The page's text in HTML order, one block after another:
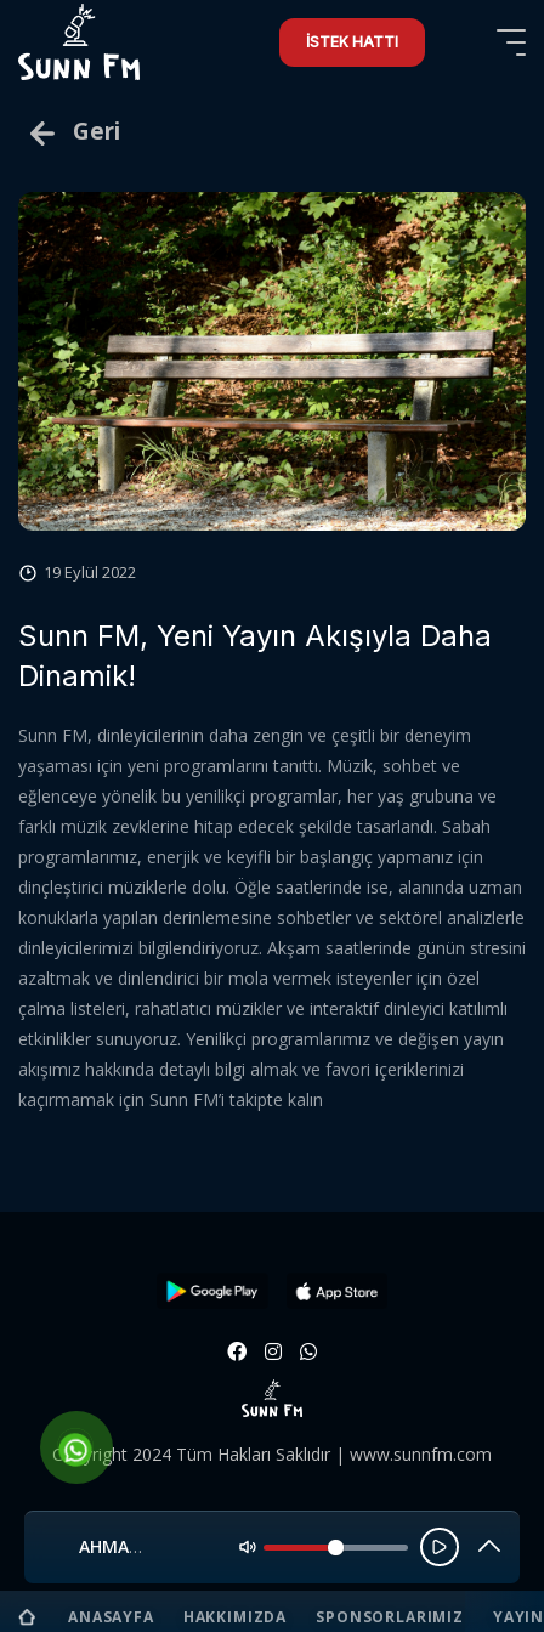
İSTEK HATTI
ANASAYFA HAKKIMIZDA SPONSORLARIMIZ
Geri
19 Eylül 2022
Sunn FM, Yeni Yayın Akışıyla Daha
Dinamik!
Sunn FM, dinleyicilerinin daha zengin ve çeşitli bir deneyim
yaşaması için yeni programlarını tanıttı. Müzik, sohbet ve
eğlenceye yönelik bu yenilikçi programlar, her yaş grubuna ve
farklı müzik zevklerine hitap edecek şekilde tasarlandı. Sabah
programlarımız, enerjik ve keyifli bir başlangıç yapmanız için
dinçleştirici müziklerle dolu. Öğle saatlerinde ise, alanında uzman
konuklarla yapılan derinlemesine sohbetler ve sektörel analizlerle
dinleyicilerimizi bilgilendiriyoruz. Akşam saatlerinde günün stresini
azaltmak ve dinlendirici bir mola vermek isteyenler için özel
çalma listeleri, rahatlatıcı müzikler ve interaktif dinleyici katılımlı
etkinlikler sunuyoruz. Yenilikçi programlarımız ve değişen yayın
akışımız hakkında detaylı bilgi almak ve favori içeriklerinizi
kaçırmamak için Sunn FM’i takipte kalın
Copyright 2024 Tüm Hakları Saklıdır | www.sunnfm.com
AHMAD AL-AJMY - أحمد العجمي - 047 - MUHAMMAD سورة محمد